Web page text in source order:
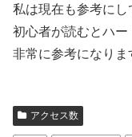
私は現在も参考にし
初心者が読むとハー
非常に参考になりま
アクセス数